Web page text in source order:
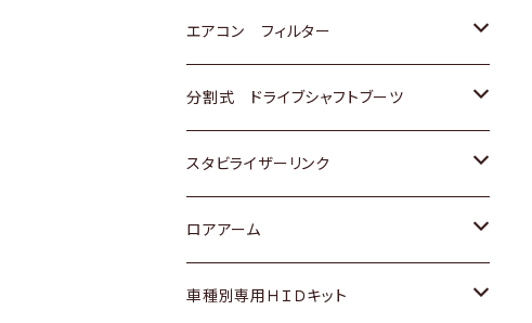
スバル
マツダ
三菱
スバル
三菱
スバル
スズキ
日産
いすゞ
ダイハツ
マツダ
トヨタ
ホンダ
スズキ
日産
ダイハツ
エアコン フィルター
トヨタ
ホンダ
スズキ
日産
分割式 ドライブシャフトブーツ
トヨタ
ホンダ
スズキ
スタビライザーリンク
トヨタ
ホンダ
ロアアーム
ホンダ
車種別専用ＨＩＤキット